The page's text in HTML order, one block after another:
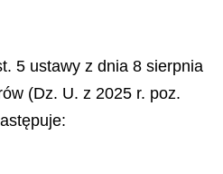
5 ustawy z dnia 8 sierpnia
(Dz. U. z 2025 r. poz.